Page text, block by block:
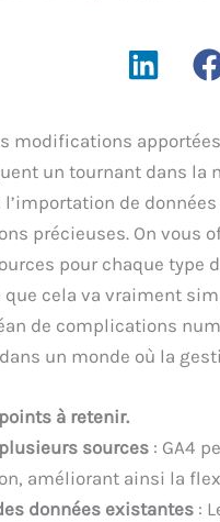
modifications
un tournant dans la
l’importation de
précieuses. On vous
pour chaque type
que cela va vraiment
de complications
un monde où la
à retenir.
sources : GA4
améliorant ainsi la
données existantes :